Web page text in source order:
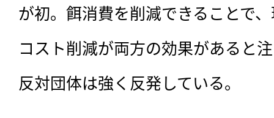
が初。餌消費を削減できることで
コスト削減が両方の効果があると
反対団体は強く反発している。